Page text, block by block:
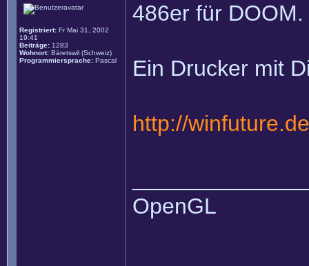
Registriert: Fr Mai 31, 2002
19:41
Beiträge: 1283
Wohnort: Bäretswil (Schweiz)
Programmiersprache: Pascal
486er für DOOM.
Ein Drucker mit
http://
OpenGL